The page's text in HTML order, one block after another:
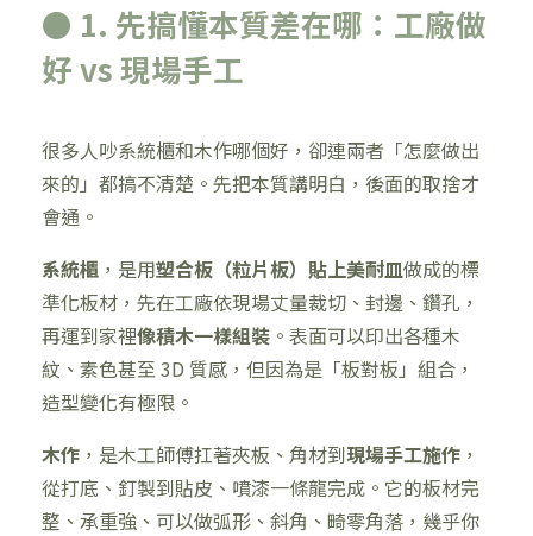
● 1. 先搞懂本質差在哪：工廠做
好 vs 現場手工
很多人吵系統櫃和木作哪個好，卻連兩者「怎麼做出
來的」都搞不清楚。先把本質講明白，後面的取捨才
會通。
系統櫃 ，是用塑合板（粒片板）貼上美耐皿做成的標
準化板材，先在工廠依現場丈量裁切、封邊、鑽孔，
再運到家裡像積木一樣組裝 。表面可以印出各種木
紋、素色甚至 3D 質感，但因為是「板對板」組合，
造型變化有極限。
木作 ，是木工師傅扛著夾板、角材到現場手工施作 ，
從打底、釘製到貼皮、噴漆一條龍完成。它的板材完
整、承重強、可以做弧形、斜角、畸零角落，幾乎你